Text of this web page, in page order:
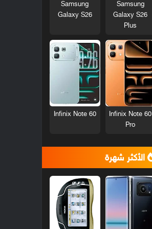
Samsung
Galaxy S26
Plus
Samsung
Galaxy S26
Infinix Note 60
Pro
Infinix Note 60
الأكثر شهرة